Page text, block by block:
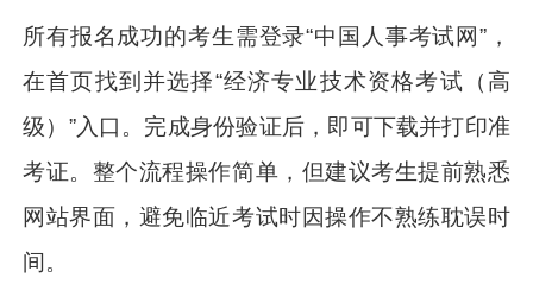
所有报名成功的考生需登录“中国人事考试网”，
在首页找到并选择“经济专业技术资格考试（高
级）”入口。完成身份验证后，即可下载并打印准
考证。整个流程操作简单，但建议考生提前熟悉
网站界面，避免临近考试时因操作不熟练耽误时
间。